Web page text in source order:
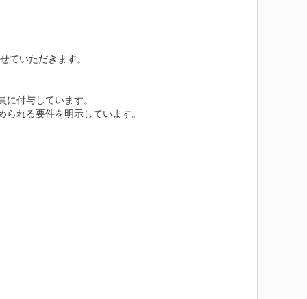
ていただきます。
付与しています。
れる要件を明示しています。